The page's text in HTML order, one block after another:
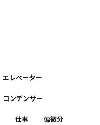
エレベーター
コンデンサー
仕事 偏微分